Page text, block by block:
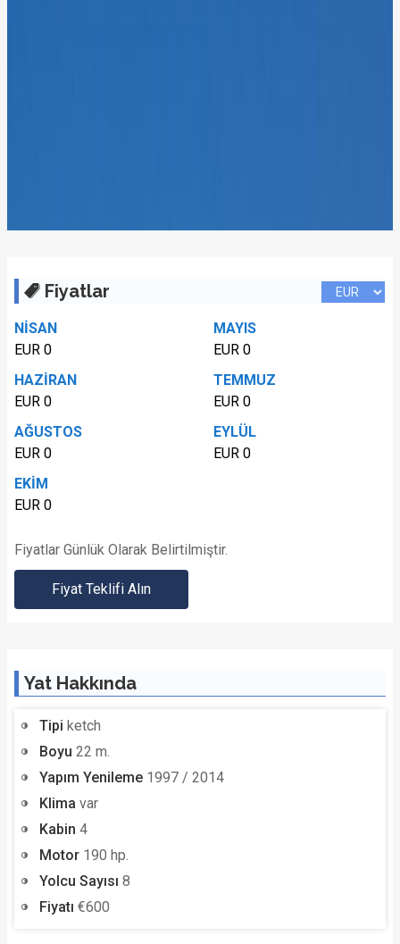
Fiyatlar
NİSAN
EUR 0
MAYIS
EUR 0
HAZİRAN
EUR 0
TEMMUZ
EUR 0
AĞUSTOS
EUR 0
EYLÜL
EUR 0
EKİM
EUR 0
Fiyatlar Günlük Olarak Belirtilmiştir.
Fiyat Teklifi Alın
Yat Hakkında
Tipi ketch
Boyu 22 m.
Yapım Yenileme 1997 / 2014
Klima var
Kabin 4
Motor 190 hp.
Yolcu Sayısı 8
Fiyatı €600